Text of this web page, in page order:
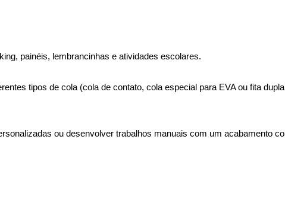
painéis, lembrancinhas e atividades escolares.
tipos de cola (cola de contato, cola especial para EVA ou fita
ou desenvolver trabalhos manuais com um acabamento